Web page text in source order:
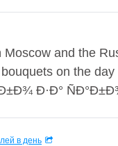
and the
on the
Ð·Ð°
в день